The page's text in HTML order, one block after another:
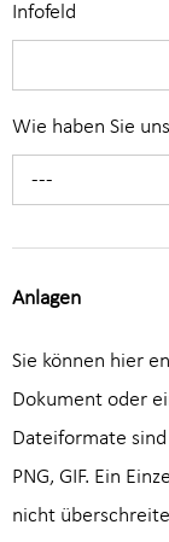
Infofeld
Wie haben Sie
---
Anlagen
Sie können hier
Dokument oder
Dateiformate sind
PNG, GIF. Ein
nicht